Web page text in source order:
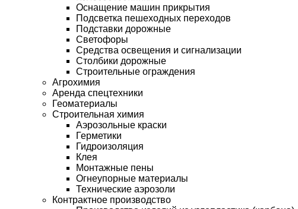
Оснащение машин прикрытия
Подсветка пешеходных переходов
Подставки дорожные
Светофоры
Средства освещения и сигнализации
Столбики дорожные
Строительные ограждения
Агрохимия
Аренда спецтехники
Геоматериалы
Строительная химия
Аэрозольные краски
Герметики
Гидроизоляция
Клея
Монтажные пены
Огнеупорные материалы
Технические аэрозоли
Контрактное производство